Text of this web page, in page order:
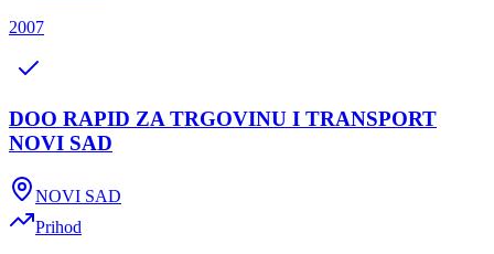
2007
DOO RAPID ZA TRGOVINU I TRANSPORT
NOVI SAD
NOVI SAD
Prihod